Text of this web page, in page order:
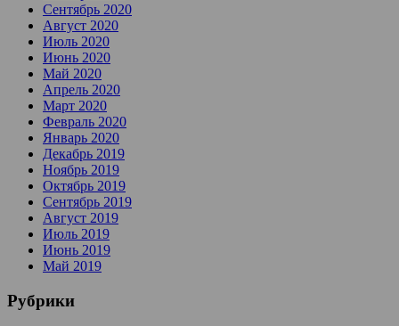
Сентябрь 2020
Август 2020
Июль 2020
Июнь 2020
Май 2020
Апрель 2020
Март 2020
Февраль 2020
Январь 2020
Декабрь 2019
Ноябрь 2019
Октябрь 2019
Сентябрь 2019
Август 2019
Июль 2019
Июнь 2019
Май 2019
Рубрики